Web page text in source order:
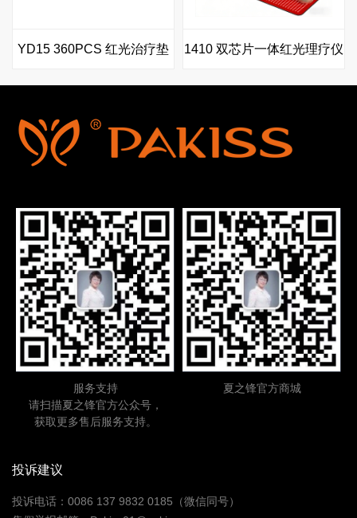
YD15 360PCS 红光治疗垫 1410 双芯片一体红光理疗仪
服务支持
请扫描夏之锋官方公众号，
获取更多售后服务支持。
夏之锋官方商城
投诉建议
投诉电话：0086 137 9832 0185（微信同号）